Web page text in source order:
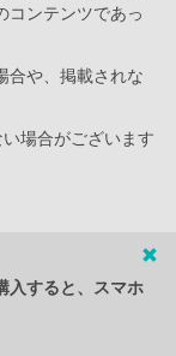
コンテンツであっ
合や、掲載されな
場合がございます
入すると、スマホ